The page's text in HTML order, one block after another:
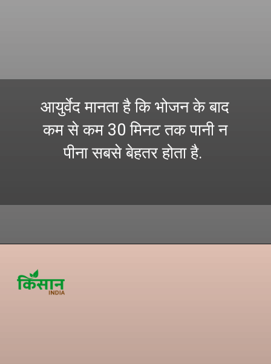
आयुर्वेद मानता है कि भोजन के बाद
कम से कम 30 मिनट तक पानी न
पीना सबसे बेहतर होता है.